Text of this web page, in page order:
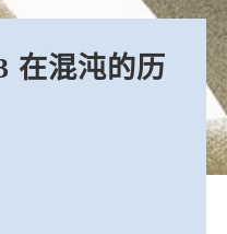
在混沌的历